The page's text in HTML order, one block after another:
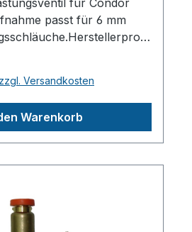
Porsche-Str. 16,
Versandkosten
Warenkorb